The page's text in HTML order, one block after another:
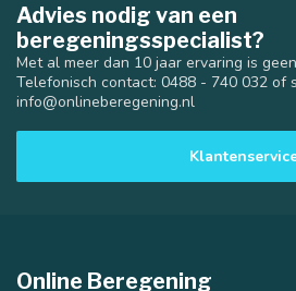
Advies nodig van een
beregeningsspecialist?
Met al meer dan 10 jaar ervaring is
Telefonisch contact: 0488 - 740 032 of
info@onlineberegening.nl
Online Beregening